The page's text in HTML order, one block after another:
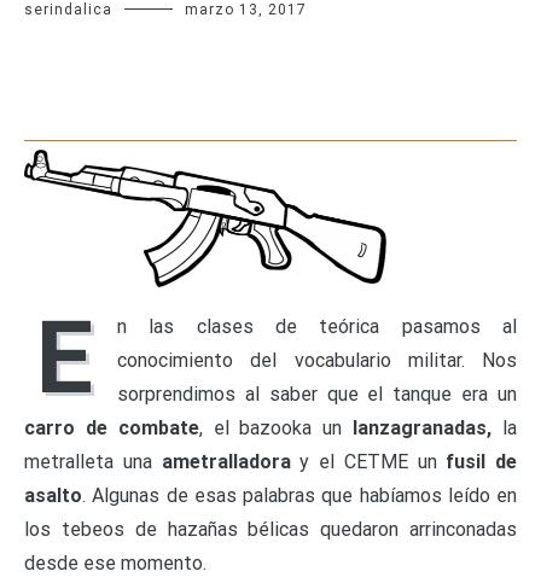
serindalica marzo 13, 2017
E
n las clases de teórica pasamos al
conocimiento del vocabulario militar. Nos
sorprendimos al saber que el tanque era un
carro de combate, el bazooka un lanzagranadas, la
metralleta una ametralladoray el CETME un fusil de
asalto. Algunas de esas palabras que habíamos leído en
los tebeos de hazañas bélicas quedaron arrinconadas
desde ese momento.